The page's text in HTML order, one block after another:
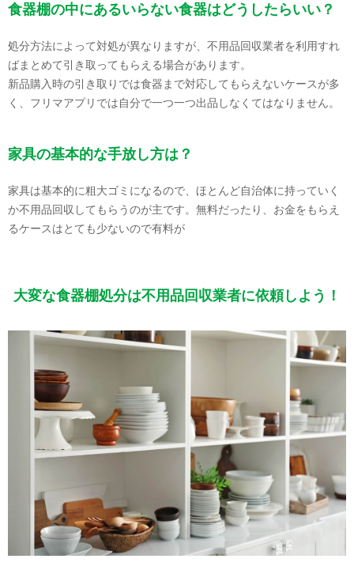
食器棚の中にあるいらない食器はどうしたらいい？
処分方法によって対処が異なりますが、不用品回収業者を利用すれ
ばまとめて引き取ってもらえる場合があります。
新品購入時の引き取りでは食器まで対応してもらえないケースが多
く、フリマアプリでは自分で一つ一つ出品しなくてはなりません。
家具の基本的な手放し方は？
家具は基本的に粗大ゴミになるので、ほとんど自治体に持っていく
か不用品回収してもらうのが主です。無料だったり、お金をもらえ
るケースはとても少ないので有料が
大変な食器棚処分は不用品回収業者に依頼しよう！